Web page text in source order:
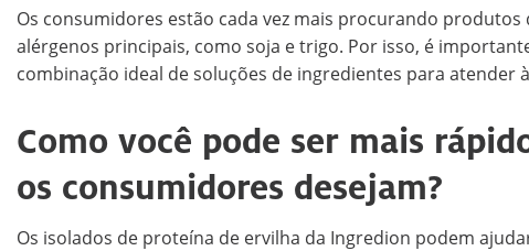
Os consumidores estão cada vez mais procurando
alérgenos principais, como soja e trigo. Por isso, é
combinação ideal de soluções de ingredientes para atender
Como você pode ser mais
os consumidores desejam?
Os isolados de proteína de ervilha da Ingredion podem